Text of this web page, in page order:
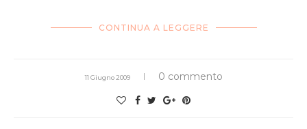
CONTINUA A LEGGERE
11 Giugno 2009 0 commento